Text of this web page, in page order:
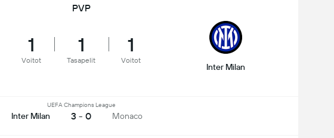
PVP
1
Voitot
1
Tasapelit
1
Voitot
Inter Milan
Inter Milan
UEFA Champions League
3 - 0 Monaco